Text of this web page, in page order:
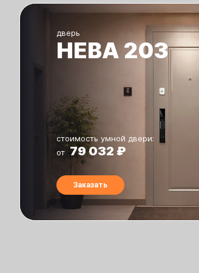
дверь
НЕВА 203
стоимость умной двери:
от 79 032 ₽
Заказать